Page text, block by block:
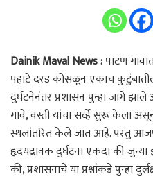
Dainik Maval News :पाटण
पहाटे दरड कोसळून एकाच
दुर्घटनेनंतर प्रशासन पुन्हा जागे
गावे, वस्ती यांचा सर्व्हे सुरू केला
स्थलांतरित केले जात आहे. परंतु
हृदयद्रावक दुर्घटना एकदा की
की, प्रशासनाचे या प्रश्नांकडे पुन्हा